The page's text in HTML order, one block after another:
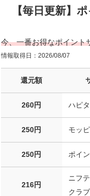
【毎日更新】
今、一番お得なポイント
情報取得日：2026/08/07
還元額
260円 ハピ
250円 モッ
250円 ポイ
216円
ニフ
クラブ